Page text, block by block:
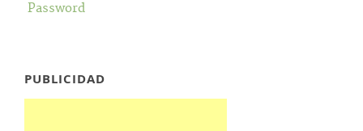
Password
PUBLICIDAD